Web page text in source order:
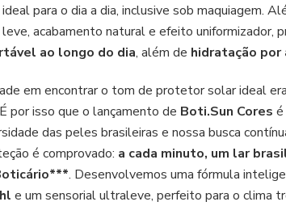
para o dia a dia, inclusive sob maquiagem.
acabamento natural e efeito uniformizador,
ao longo do dia, além de hidratação por
em encontrar o tom de protetor solar ideal
por isso que o lançamento de Boti.Sun Cores
das peles brasileiras e nossa busca
é comprovado: a cada minuto, um lar
. Desenvolvemos uma fórmula
e um sensorial ultraleve, perfeito para o clima